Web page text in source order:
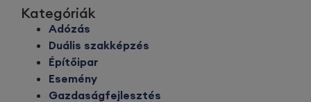
Kategóriák
Adózás
Duális szakképzés
Építőipar
Esemény
Gazdaságfejlesztés